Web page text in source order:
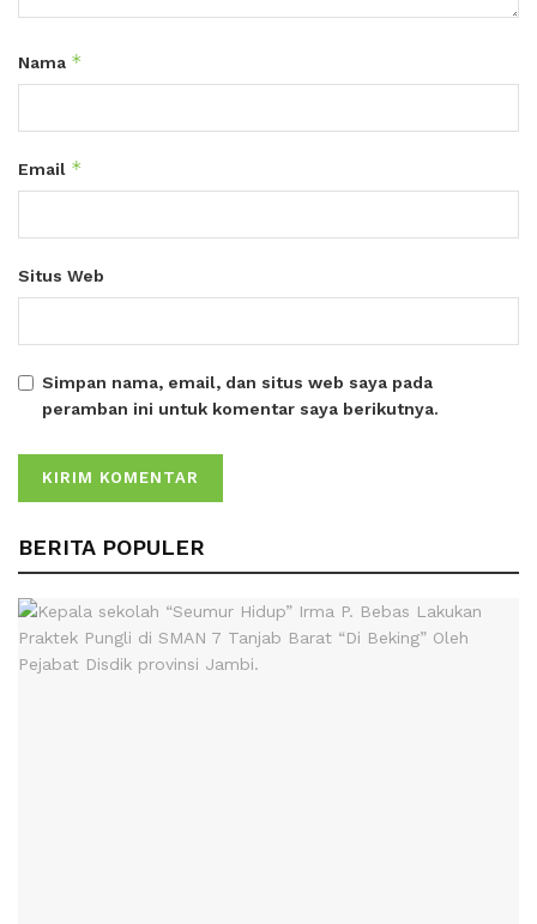
Nama *
Email *
Situs Web
Simpan nama, email, dan situs web saya pada
peramban ini untuk komentar saya berikutnya.
BERITA POPULER